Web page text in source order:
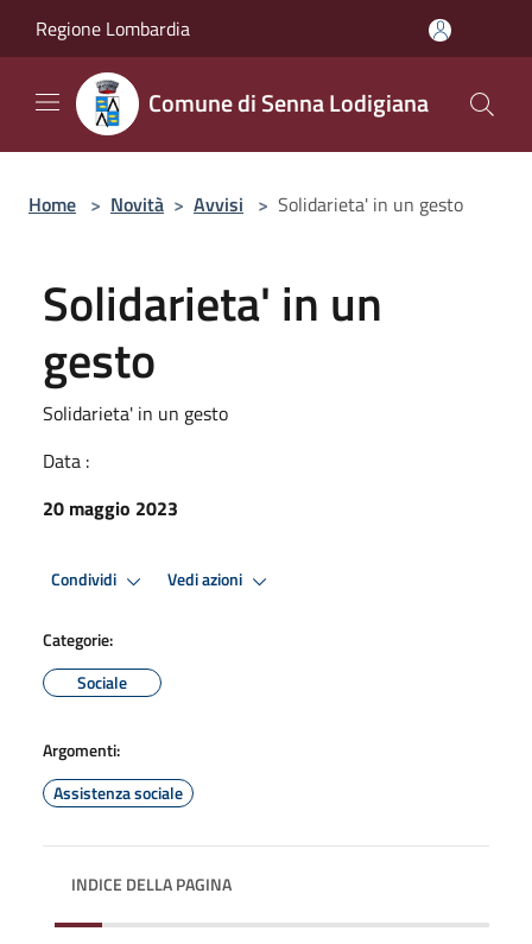
Regione Lombardia
Comune di Senna Lodigiana
Home > Novità > Avvisi > Solidarieta' in un gesto
Solidarieta' in un
gesto
Solidarieta' in un gesto
Data :
20 maggio 2023
Condividi Vedi azioni
Categorie:
Sociale
Argomenti:
Assistenza sociale
INDICE DELLA PAGINA